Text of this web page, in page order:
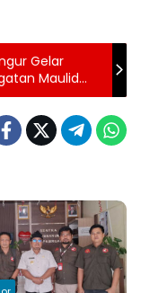
Gelar
Maulid